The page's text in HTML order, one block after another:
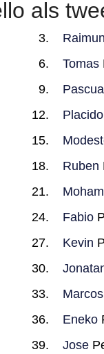
als
Tomas
Pascual
Placido
Ruben
Fabio
Kevin
Marcos
Eneko
Jose